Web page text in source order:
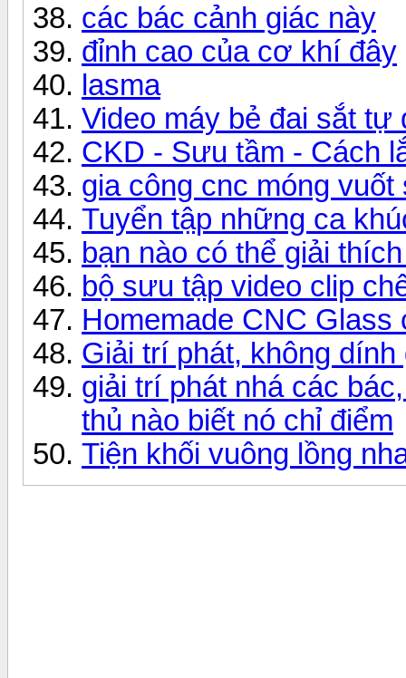
các bác cảnh giác này
đỉnh cao của cơ khí đây
lasma
Video máy bẻ đai sắt tự
CKD - Sưu tầm - Cách
gia công cnc móng
Tuyển tập những ca
bạn nào có thể giải
bộ sưu tập video clip
Homemade CNC Glass
Giải trí phát, không
giải trí phát nhá các
thủ nào biết nó chỉ điểm
Tiện khối vuông lồng